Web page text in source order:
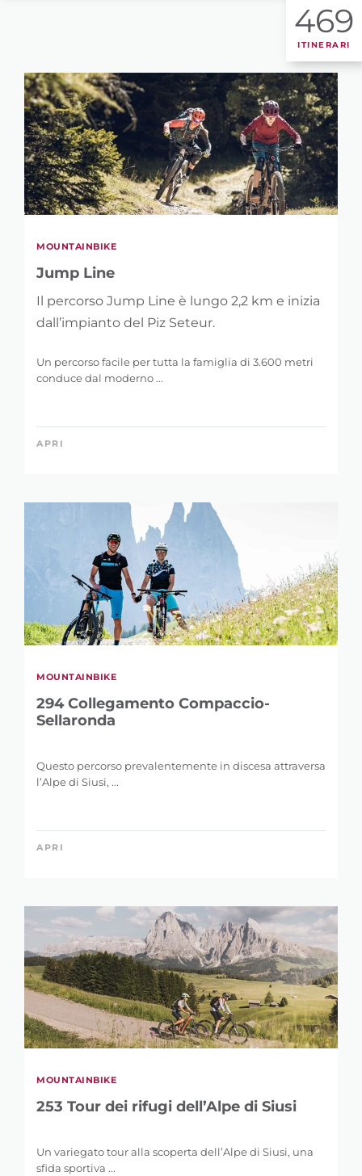
469
ITINERARI
MOUNTAINBIKE
Jump Line
Il percorso Jump Line è lungo 2,2 km e inizia
dall’impianto del Piz Seteur.
Un percorso facile per tutta la famiglia di 3.600 metri
conduce dal moderno ...
APRI
MOUNTAINBIKE
294 Collegamento Compaccio-
Sellaronda
Questo percorso prevalentemente in discesa attraversa
l’Alpe di Siusi, ...
APRI
MOUNTAINBIKE
253 Tour dei rifugi dell’Alpe di Siusi
Un variegato tour alla scoperta dell’Alpe di Siusi, una
sfida sportiva ...